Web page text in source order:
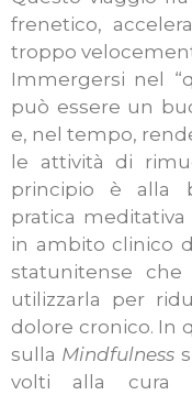
frenetico,
troppo
Immergersi nel
può essere un
e, nel tempo,
le attività di
principio è alla
pratica
in ambito clinico
statunitense
utilizzarla per
dolore cronico. In
sulla Mindfulness
volti alla cura